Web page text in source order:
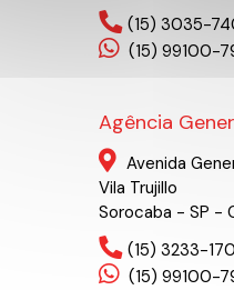
(15) 3035-
(15) 99100-
Agência
Avenida
Vila Trujillo
Sorocaba - SP -
(15) 3233-
(15) 99100-